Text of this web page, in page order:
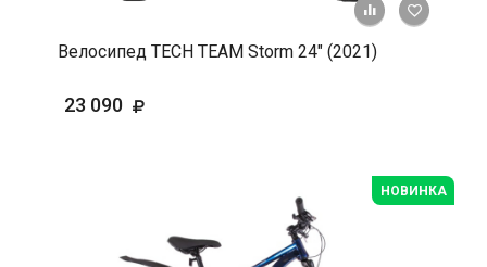
+ К
Велосипед TECH TEAM Storm 24" (2021)
23 090
НОВИНКА